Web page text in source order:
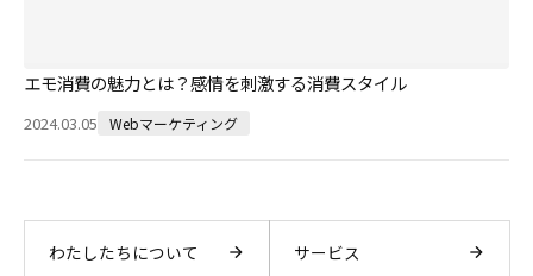
エモ消費の魅力とは？感情を刺激する消費スタイル
2024.03.05 Webマーケティング
わたしたちについて サービス